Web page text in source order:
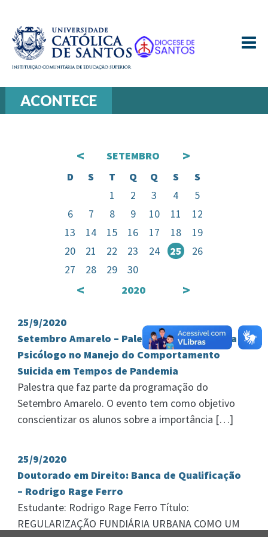
≡
ACONTECE
< SETEMBRO >
D S T Q Q S
S
1
2 3 4
5
6
7 8 9 10 11
12
13
14 15 16 17 18
19
20
21 22 23 24 25
26
27
28 29 30
< 2020 >
25/9/2020
Setembro Amarelo – Palestra: Desafios para o
Psicólogo no Manejo do Comportamento
Suicida em Tempos de Pandemia
Palestra que faz parte da programação do
Setembro Amarelo. O evento tem como objetivo
conscientizar os alunos sobre a importância […]
25/9/2020
Doutorado em Direito: Banca de Qualificação
– Rodrigo Rage Ferro
Estudante: Rodrigo Rage Ferro Título:
REGULARIZAÇÃO FUNDIÁRIA URBANA COMO UM